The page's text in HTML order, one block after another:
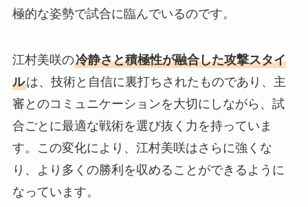
極的な姿勢で試合に臨んでいるのです。
江村美咲の冷静さと積極性が融合した攻撃スタイ
ルは、技術と自信に裏打ちされたものであり、主
審とのコミュニケーションを大切にしながら、試
合ごとに最適な戦術を選び抜く力を持っていま
す。この変化により、江村美咲はさらに強くな
り、より多くの勝利を収めることができるように
なっています。